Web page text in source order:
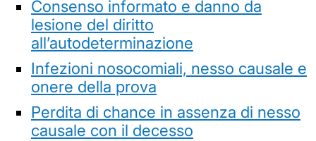
Consenso informato e danno da
lesione del diritto
all’autodeterminazione
Infezioni nosocomiali, nesso causale e
onere della prova
Perdita di chance in assenza di nesso
causale con il decesso